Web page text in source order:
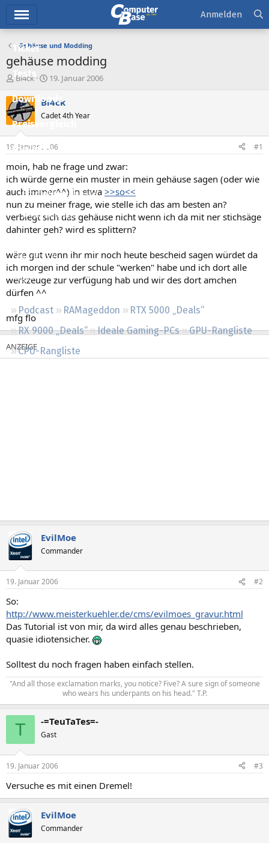
Ticker
Tests
Downloads
Preisvergleich
Forum
Aktuelles
Empfohlene Inhalte
Neue Beiträge
Neueste Aktivitäten
Leserartikel
Regeln
Podcast RAMageddon
RTX 5000 „Deals“
RX 9000 „Deals“
Ideale Gaming-PCs
GPU-Rangliste
CPU-Rangliste
Anmelden
Gehäuse und Modding
gehäuse modding
E
s
t
e
e
r
Bl4ck
E
s
e
t
a
19. Januar 2006
Bl4ck
Cadet 4th Year
19. Januar 2006 #1
moin, hab ne frage und zwar:
ich würde gerne ein muster in mein gehäuse sagen (oder wie
auch immer^^) in etwa >>so<<
nun zu meiner frage, wie stelle ich das am besten an?
verbiegt sich das gehäuse nicht wenn ich da mit ner stichsäge
dahinter geh? wird es splittern?
wäre gut wenn ihr mir noch heute bescheid sagen würdet da
ich morgen ind der schule "werken" habe und ich dort alle
werkzeuge zur verfügung hab und wir des dort amchen
dürfen ^^
mfg flo
EvilMoe
Commander
19. Januar 2006 #2
So:
http://www.meisterkuehler.de/cms/evilmoes_gravur.html
Das Tutorial ist von mir, da wird alles genau beschrieben,
quasie idiotensicher.
Solltest du noch fragen haben einfach stellen.
"And all those exclamation marks, you notice? Five? A sure sign of someone
who wears his underpants on his head." T.P.​
T -=TeuTaTes=-
Gast
19. Januar 2006 #3
Versuche es mit einen Dremel!
EvilMoe
Commander